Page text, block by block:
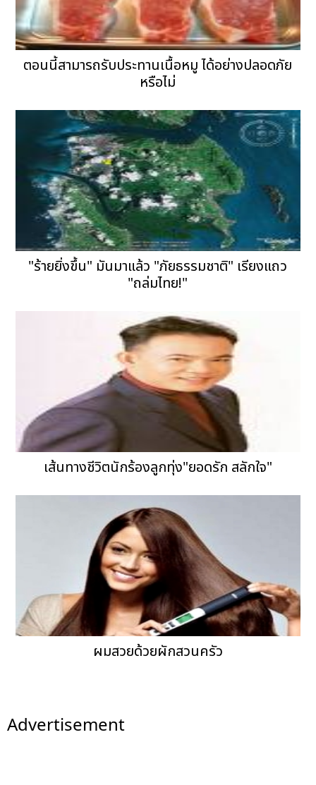
ตอนนี้สามารถรับประทานเนื้อหมู ได้อย่างปลอดภัย
หรือไม่
"ร้ายยิ่งขึ้น" มันมาแล้ว "ภัยธรรมชาติ" เรียงแถว
"ถล่มไทย!"
เส้นทางชีวิตนักร้องลูกทุ่ง"ยอดรัก สลักใจ"
ผมสวยด้วยผักสวนครัว
Advertisement